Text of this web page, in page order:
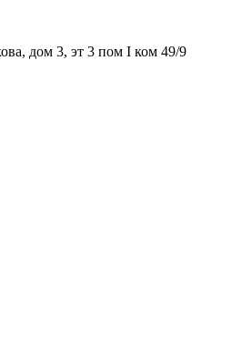
дом 3, эт 3 пом I ком 49/9